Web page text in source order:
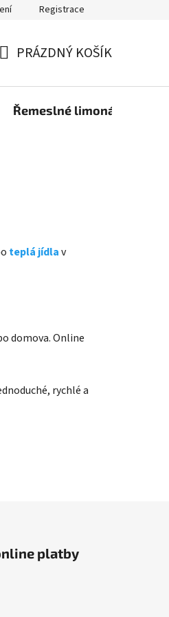
Registrace
KOŠÍK
PRÁZDNÝ KOŠÍK
Řemeslné limonády z EFI
teplá jídlav
domova. Online
rychlé a
platby